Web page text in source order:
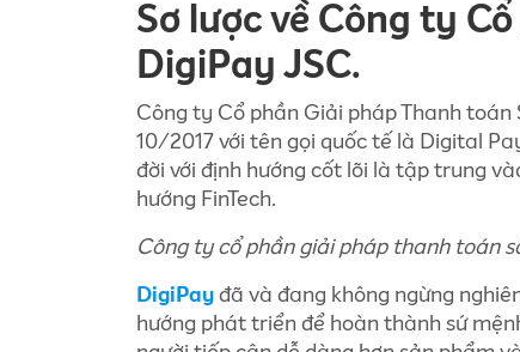
Sơ lược về Công ty
DigiPay JSC.
Công ty Cổ phần Giải pháp Thanh
10/2017 với tên gọi quốc tế là Digital
đời với định hướng cốt lõi là tập trung
hướng FinTech.
Công ty cổ phần giải pháp thanh toán
DigiPay đã và đang không ngừng
hướng phát triển để hoàn thành sứ